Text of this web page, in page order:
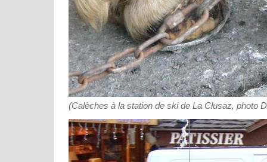
(Calèches à la station de ski de La Clusaz, photo